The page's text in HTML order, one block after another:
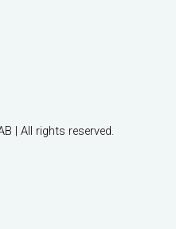
| All rights reserved.